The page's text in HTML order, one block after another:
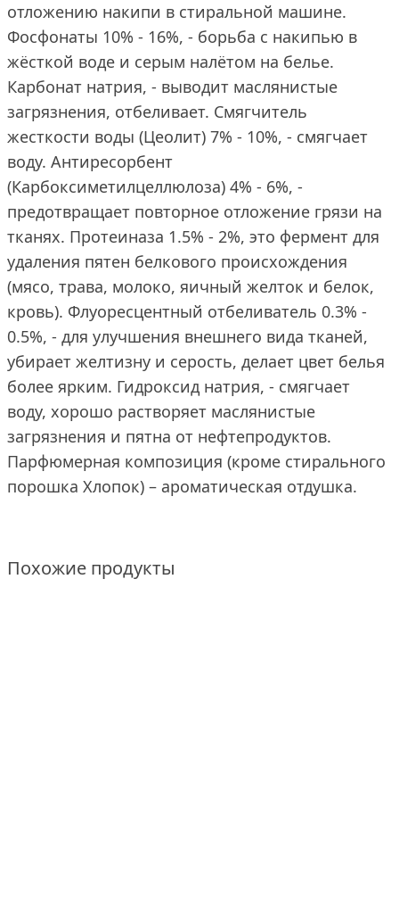
отложению накипи в стиральной машине.
Фосфонаты 10% - 16%, - борьба с накипью в
жёсткой воде и серым налётом на белье.
Карбонат натрия, - выводит маслянистые
загрязнения, отбеливает. Смягчитель
жесткости воды (Цеолит) 7% - 10%, - смягчает
воду. Антиресорбент
(Карбоксиметилцеллюлоза) 4% - 6%, -
предотвращает повторное отложение грязи на
тканях. Протеиназа 1.5% - 2%, это фермент для
удаления пятен белкового происхождения
(мясо, трава, молоко, яичный желток и белок,
кровь). Флуоресцентный отбеливатель 0.3% -
0.5%, - для улучшения внешнего вида тканей,
убирает желтизну и серость, делает цвет белья
более ярким. Гидроксид натрия, - смягчает
воду, хорошо растворяет маслянистые
загрязнения и пятна от нефтепродуктов.
Парфюмерная композиция (кроме стирального
порошка Хлопок) – ароматическая отдушка.
Похожие продукты